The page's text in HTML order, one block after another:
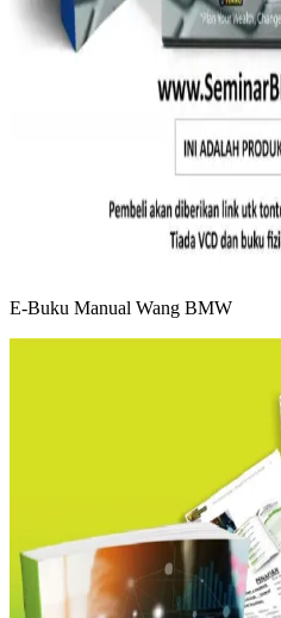
E-Buku Manual Wang BMW